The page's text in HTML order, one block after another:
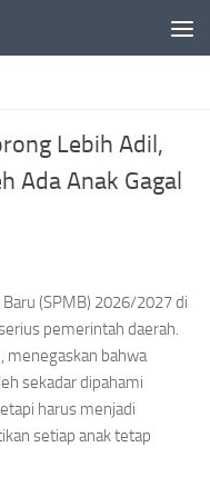
Lebih Adil,
Ada Anak Gagal
(SPMB) 2026/2027 di
pemerintah daerah.
menegaskan bahwa
sekadar dipahami
harus menjadi
setiap anak tetap